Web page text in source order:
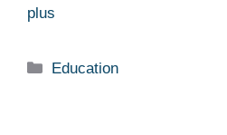
plus
Catégories
Education